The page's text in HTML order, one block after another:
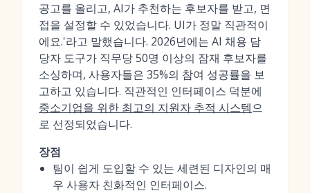
공고를 올리고, AI가 추천하는 후보자를 받고, 면
접을 설정할 수 있었습니다. UI가 정말 직관적이
에요.'라고 말했습니다. 2026년에는 AI 채용 담
당자 도구가 직무당 50명 이상의 잠재 후보자를
소싱하며, 사용자들은 35%의 참여 성공률을 보
고하고 있습니다. 직관적인 인터페이스 덕분에
중소기업을 위한 최고의 지원자 추적 시스템으
로 선정되었습니다.
장점
팀이 쉽게 도입할 수 있는 세련된 디자인의 매
우 사용자 친화적인 인터페이스.